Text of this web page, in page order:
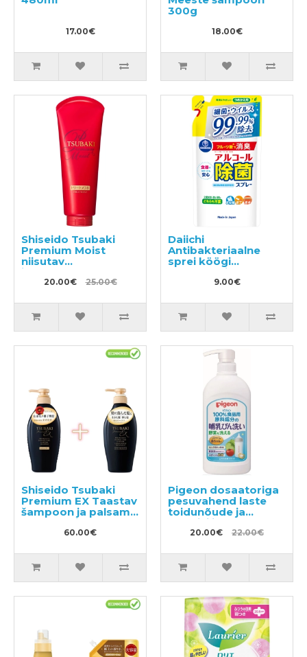
17.00€
300g
18.00€
Shiseido Tsubaki
Premium Moist
niisutav
juuksepalsam
kameeliaõliga 180g
20.00€ 25.00€
Daiichi
Antibakteriaalne
sprei köögi
puhastamiseks,
täide 360ml
9.00€
Shiseido Tsubaki
Premium EX Taastav
šampoon ja palsam-
mask kahjustatud
juustele 450ml
60.00€
Pigeon dosaatoriga
pesuvahend laste
toidunõude ja
köögiviljade
pesemiseks 800ml
20.00€ 22.00€